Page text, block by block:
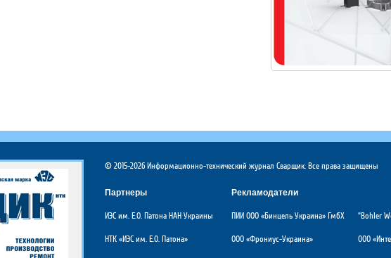
© 2015-2026 Информационно-технический журнал Сварщик. Все права защищены
Партнеры
ИЭС им. Е.О. Патона НАН Украины
НТК «ИЭС им. Е.О. Патона»
Рекламодатели
ПИИ ООО «Бинцель Украина» ГмбХ
ООО «Фрониус-Украина»
“Bohler
ООО